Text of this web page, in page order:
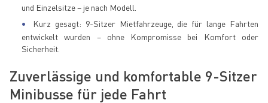
und Einzelsitze – je nach Modell.
Kurz gesagt: 9-Sitzer Mietfahrzeuge, die für lange Fahrten
entwickelt wurden – ohne Kompromisse bei Komfort oder
Sicherheit.
Zuverlässige und komfortable 9-Sitzer
Minibusse für jede Fahrt